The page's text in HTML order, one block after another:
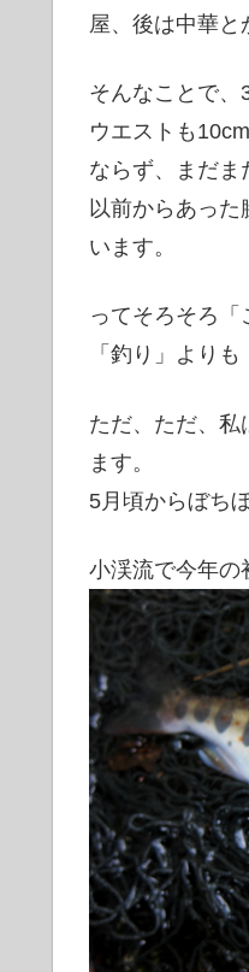
屋、後は中華と
そんなことで、
ウエストも
ならず、まだま
以前からあっ
います。
ってそろそろ「
「釣り」より
ただ、ただ、私
ます。
5月頃からぼち
小渓流で今年の